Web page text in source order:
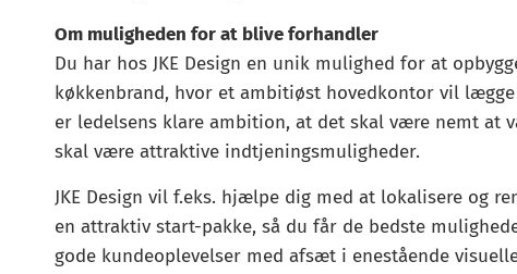
Om muligheden for at blive forhandler
Du har hos JKE Design en unik mulighed for at
køkkenbrand, hvor et ambitiøst hovedkontor vil
er ledelsens klare ambition, at det skal være nemt at
skal være attraktive indtjeningsmuligheder.
JKE Design vil f.eks. hjælpe dig med at lokalisere og
en attraktiv start-pakke, så du får de bedste
gode kundeoplevelser med afsæt i enestående